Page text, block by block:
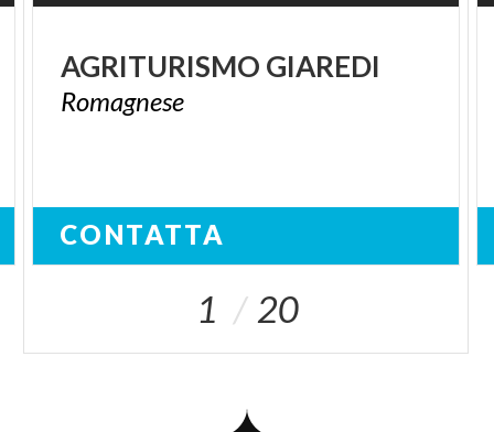
AGRITURISMO GIAREDI
Romagnese
CONTATTA
1 20